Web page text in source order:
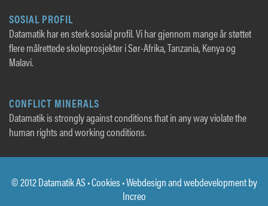
SOSIAL PROFIL
Datamatik har en sterk sosial profil. Vi har gjennom mange år støttet
flere målrettede skoleprosjekter i Sør-Afrika, Tanzania, Kenya og
Malavi.
CONFLICT MINERALS
Datamatik is strongly against conditions that in any way violate the
human rights and working conditions.
© 2012 Datamatik AS •Cookies • Webdesign and webdevelopment by
Increo